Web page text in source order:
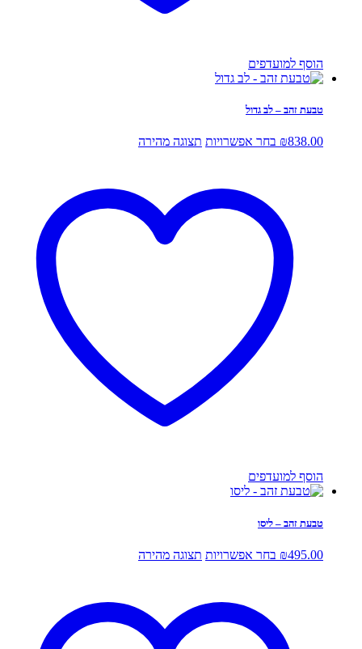
הוסף למועדפים
טבעת זהב – לב גדול
₪838.00 בחר אפשרויות למוצר
סוגים.
ניתן
לבחור
תצוגה מהירה
הוסף למועדפים
טבעת זהב – ליסו
₪495.00 בחר אפשרויות למוצר
סוגים.
ניתן
לבחור
תצוגה מהירה